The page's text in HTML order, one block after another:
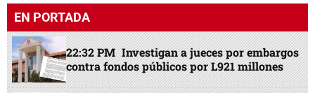
EN PORTADA
22:32 PM Investigan a jueces por embargos
contra fondos públicos por L921 millones